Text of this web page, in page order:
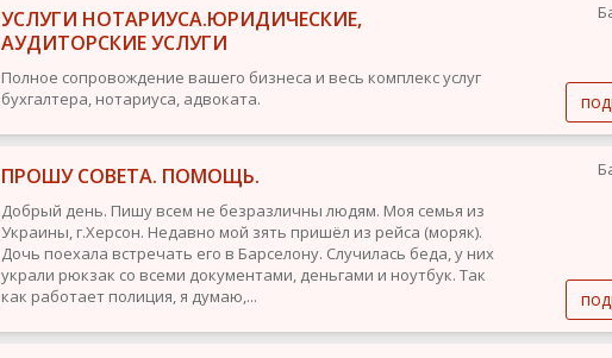
УСЛУГИ НОТАРИУСА.ЮРИДИЧЕСКИЕ,
АУДИТОРСКИЕ УСЛУГИ
Полное сопровождение вашего бизнеса и весь комплекс услуг
бухгалтера, нотариуса, адвоката.
ПРОШУ СОВЕТА. ПОМОЩЬ.
Добрый день. Пишу всем не безразличны людям. Моя семья из
Украины, г.Херсон. Недавно мой зять пришёл из рейса (моряк).
Дочь поехала встречать его в Барселону. Случилась беда, у них
украли рюкзак со всеми документами, деньгами и ноутбук. Так
как работает полиция, я думаю,...